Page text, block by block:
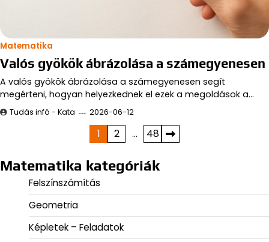
Matematika
Valós gyökök ábrázolása a számegyenesen
A valós gyökök ábrázolása a számegyenesen segít
megérteni, hogyan helyezkednek el ezek a megoldások a…
Tudás infó - Kata 2026-06-12
1 2 … 48
Matematika kategóriák
Felszínszámítás
Geometria
Képletek – Feladatok